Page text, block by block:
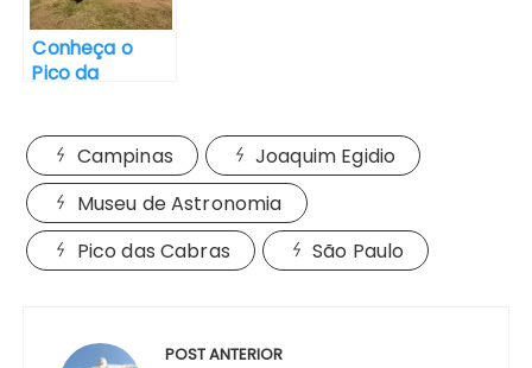
Conheça o
Pico da
Campinas
Joaquim Egidio
Museu de Astronomia
Pico das Cabras
São Paulo
POST ANTERIOR